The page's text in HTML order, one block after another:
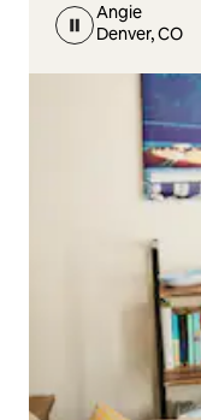
Angie
Denver, CO